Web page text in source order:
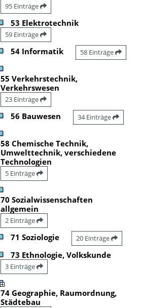
95 Einträge
53 Elektrotechnik
59 Einträge
54 Informatik 58 Einträge
55 Verkehrstechnik,
Verkehrswesen
23 Einträge
56 Bauwesen 34 Einträge
58 Chemische Technik,
Umwelttechnik, verschiedene
Technologien
5 Einträge
70 Sozialwissenschaften
allgemein
2 Einträge
71 Soziologie 20 Einträge
73 Ethnologie, Volkskunde
3 Einträge
74 Geographie, Raumordnung,
Städtebau